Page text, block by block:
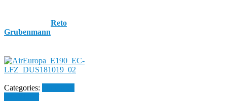
Reto
Grubenmann
Categories: